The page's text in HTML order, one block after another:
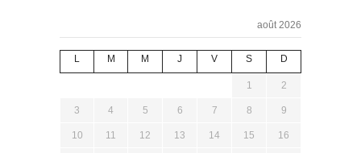
août 2026
L M M J V S D
1 2
3 4 5 6 7 8 9
10 11 12 13 14 15 16